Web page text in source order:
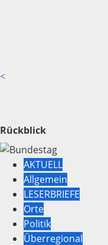
<
Rückblick
AKTUELL
Allgemein
LESERBRIEFE
Orte
Politik
Überregional